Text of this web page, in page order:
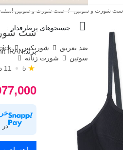
جستجوهای پرطرفدار :
ضد تعریق شورتکس
سوتین
شورت زنانه
ست شورت و سوتین / ست شورت و سوتین
ست شورت
برند:IRAN
5 ★ 11 دیدگاه
977,000